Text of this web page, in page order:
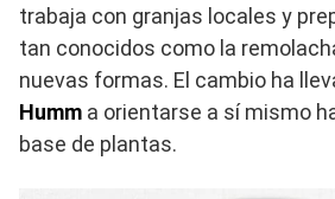
trabaja con granjas locales y
tan conocidos como la
nuevas formas. El cambio ha
Humm a orientarse a sí mismo
base de plantas.